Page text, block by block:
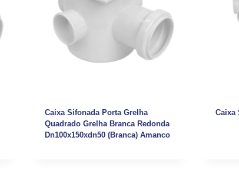
Caixa Sifonada Porta Grelha
Quadrado Grelha Branca Redonda
Dn100x150xdn50 (Branca) Amanco
Caixa